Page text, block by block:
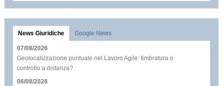
News Giuridiche Google News
07/08/2026
Geolocalizzazione puntuale nel Lavoro Agile: timbratura o
controllo a distanza?
06/08/2026